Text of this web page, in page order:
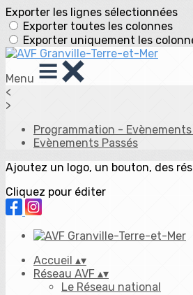
Exporter les lignes sélectionnées
Exporter toutes les colonnes
Exporter uniquement les
Menu
<
>
Programmation -
Evènements Passés
Ajoutez un logo, un bouton, des
Cliquez pour éditer
Accueil ▴▾
Réseau AVF ▴▾
Le Réseau national